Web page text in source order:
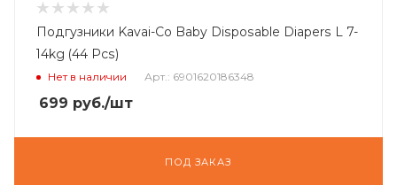
Подгузники Kavai-Co Baby Disposable Diapers L 7-
14kg (44 Pcs)
Нет в наличии Арт.: 6901620186348
699 руб./шт
ПОД ЗАКАЗ